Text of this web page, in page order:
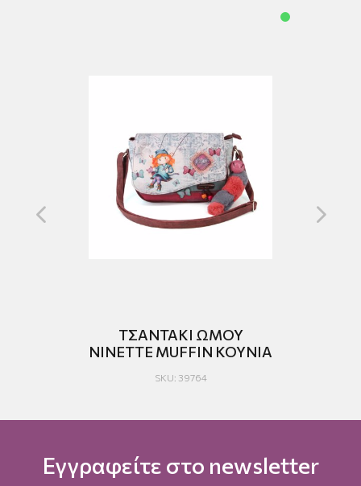
ΤΣΑΝΤΑΚΙ ΩΜΟΥ
NINETTE MUFFIN ΚΟΥNIA
SKU: 39764
Εγγραφείτε στο newsletter